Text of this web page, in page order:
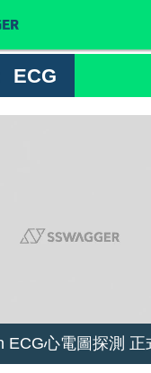
ECG
ECG心電圖探測 正